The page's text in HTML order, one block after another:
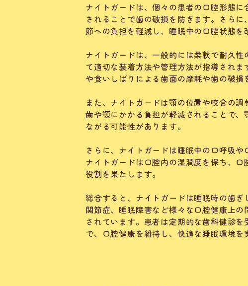
ナイトガードは、個々の患者の口腔形態
されることで歯の破損を防ぎます。さら
節への負担を軽減し、睡眠中の口腔状態を
ナイトガードは、一般的には柔軟で耐久
て適切な装着方法や管理方法が指導され
や食いしばりによる歯面の摩耗や歯の破損
また、ナイトガードは顎の位置や咬合の
歯や顎にかかる負担が軽減されることで
ながる可能性があります。
さらに、ナイトガードは睡眠中の口呼吸
ナイトガードは口腔内の湿潤度を保ち、
役割を果たします。
総合すると、ナイトガードは睡眠時の歯
関節症、睡眠障害など様々な口腔健康上
されています。患者は定期的な歯科健診
で、口腔健康を維持し、快適な睡眠環境を